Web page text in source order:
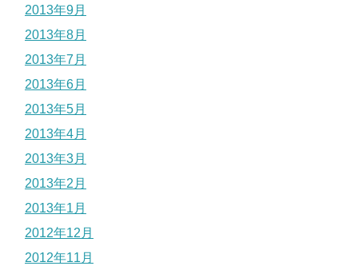
2013年9月
2013年8月
2013年7月
2013年6月
2013年5月
2013年4月
2013年3月
2013年2月
2013年1月
2012年12月
2012年11月